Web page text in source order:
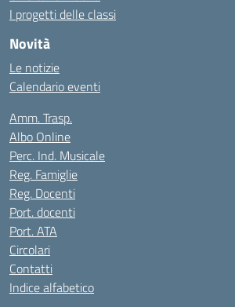
I progetti delle classi
Novità
Le notizie
Calendario eventi
Amm. Trasp.
Albo Online
Perc. Ind. Musicale
Reg. Famiglie
Reg. Docenti
Port. docenti
Port. ATA
Circolari
Contatti
Indice alfabetico